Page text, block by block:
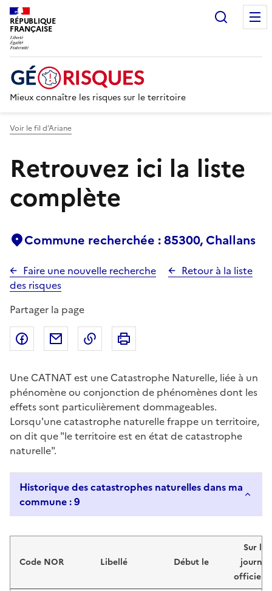
RÉPUBLIQUE
FRANÇAISE
Mieux connaître les risques sur le territoire
Voir le fil d’Ariane
Retrouvez ici la liste
complète
Commune recherchée : 85300, Challans
Faire une nouvelle recherche
Retour à la liste
des risques
Partager la page
Partager sur Facebook
Partager par emailCopier dans le presse-papier
Une CATNAT est une Catastrophe Naturelle, liée à un
phénomène ou conjonction de phénomènes dont les
effets sont particulièrement dommageables.
Lorsqu'une catastrophe naturelle frappe un territoire,
on dit que "le territoire est en état de catastrophe
naturelle".
Historique des catastrophes naturelles dans ma
commune : 9
Code NOR Libellé Début le
Sur le
journal
officiel